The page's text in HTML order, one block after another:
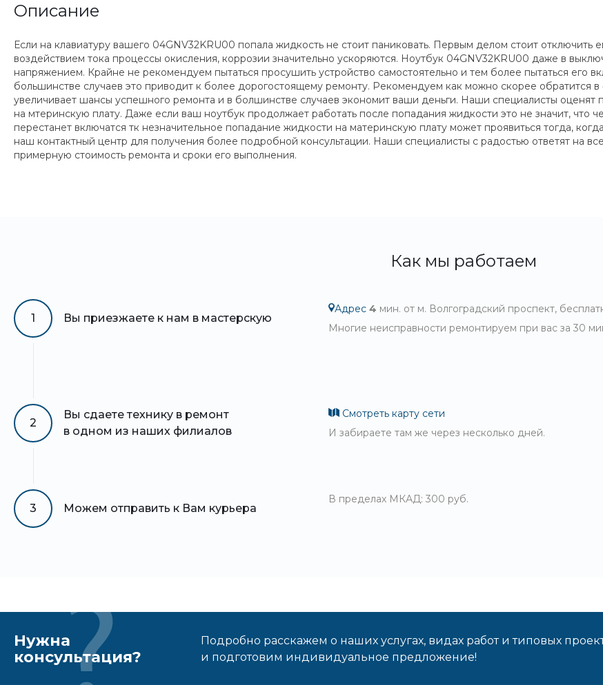
Описание
Если на клавиатуру вашего 04GNV32KRU00 попала жидкость не стоит паниковать. Первым делом стоит отключить
воздействием тока процессы окисления, коррозии значительно ускоряются. Ноутбук 04GNV32KRU00 даже в
напряжением. Крайне не рекомендуем пытаться просушить устройство самостоятельно и тем более пытаться его
большинстве случаев это приводит к более дорогостоящему ремонту. Рекомендуем как можно скорее обратится
увеличивает шансы успешного ремонта и в болшинстве случаев экономит ваши деньги. Наши специалисты оценят
на мтеринскую плату. Даже если ваш ноутбук продолжает работать после попадания жидкости это не значит, что
перестанет включатся тк незначительное попадание жидкости на материнскую плату может проявиться тогда,
наш контактный центр для получения более подробной консультации. Наши специалисты с радостью ответят на
примерную стоимость ремонта и сроки его выполнения.
Как мы работаем
1 Вы приезжаете к нам в мастерскую
Адрес 4 мин. от м. Волгоградский проспект,
Многие неисправности ремонтируем при вас за 30
2
Вы сдаете технику в ремонт
в одном из наших филиалов
Смотреть карту сети
И забираете там же через несколько дней.
3 Можем отправить к Вам курьера
В пределах МКАД: 300 руб.
Нужна
консультация?
Подробно расскажем о наших услугах, видах работ и типовых
и подготовим индивидуальное предложение!